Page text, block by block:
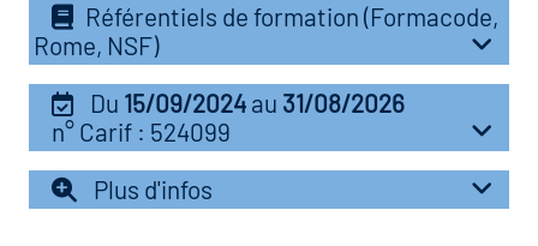
de l'Industrie
emploi-formation
Référentiels de formation (Formacode,
Rome, NSF)
Du 15/09/2024 au 31/08/2026
n° Carif : 524099
Plus d'infos